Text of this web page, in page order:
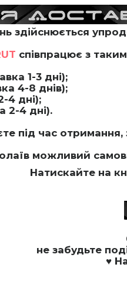
здійснюється
співпрацює з
1-3 дні);
4-8 днів);
4 дні);
2-4 дні).
під час
можливий
Натискайте на
не забудьте
♥